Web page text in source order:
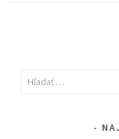
Hľadať: